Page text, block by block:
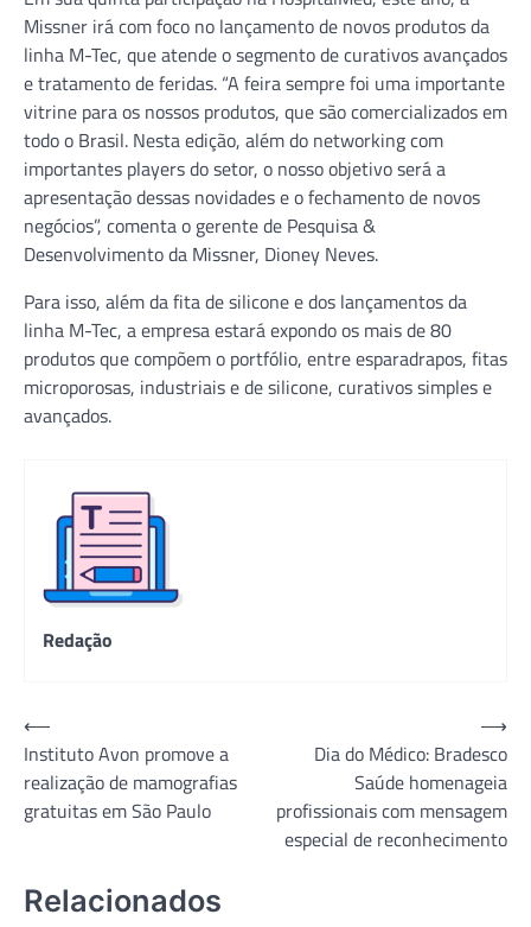
Missner irá com foco no lançamento de novos produtos da
linha M-Tec, que atende o segmento de curativos avançados
e tratamento de feridas. “A feira sempre foi uma importante
vitrine para os nossos produtos, que são comercializados em
todo o Brasil. Nesta edição, além do networking com
importantes players do setor, o nosso objetivo será a
apresentação dessas novidades e o fechamento de novos
negócios”, comenta o gerente de Pesquisa &
Desenvolvimento da Missner, Dioney Neves.
Para isso, além da fita de silicone e dos lançamentos da
linha M-Tec, a empresa estará expondo os mais de 80
produtos que compõem o portfólio, entre esparadrapos, fitas
microporosas, industriais e de silicone, curativos simples e
avançados.
Redação
Navegação
de
Post
⟵
Instituto Avon promove a
realização de mamografias
gratuitas em São Paulo
Dia do Médico: Bradesco
Saúde homenageia
profissionais com mensagem
especial de reconhecimento
⟶
Relacionados